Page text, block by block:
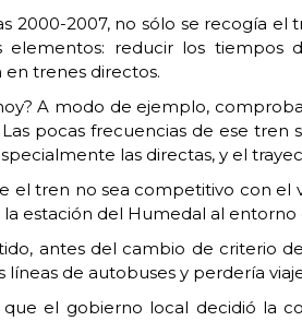
2000-2007, no sólo se recogía
elementos: reducir los
en trenes directos.
A modo de ejemplo,
pocas frecuencias de ese
las directas, y el
el tren no sea competitivo con
estación del Humedal al entorno
antes del cambio de criterio
de autobuses y perdería
el gobierno local decidió la